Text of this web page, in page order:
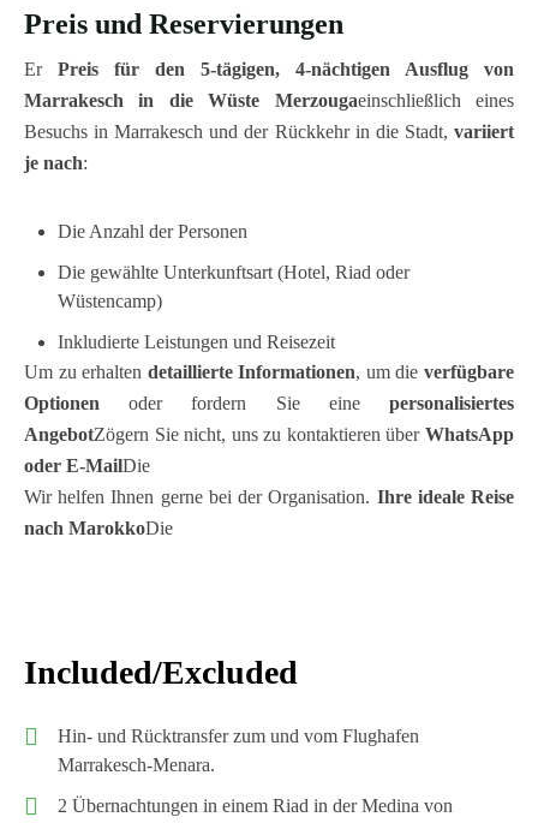
Preis und Reservierungen
Er Preis für den 5-tägigen, 4-nächtigen Ausflug von
Marrakesch in die Wüste Merzougaeinschließlich eines
Besuchs in Marrakesch und der Rückkehr in die Stadt, variiert
je nach:
Die Anzahl der Personen
Die gewählte Unterkunftsart (Hotel, Riad oder
Wüstencamp)
Inkludierte Leistungen und Reisezeit
Um zu erhalten detaillierte Informationen, um dieverfügbare
Optionen oder fordern Sie eine personalisiertes
AngebotZögern Sie nicht, uns zu kontaktieren über WhatsApp
oder E-MailDie
Wir helfen Ihnen gerne bei der Organisation. Ihre ideale Reise
nach MarokkoDie
Included/Excluded
Hin- und Rücktransfer zum und vom Flughafen
Marrakesch-Menara.
2 Übernachtungen in einem Riad in der Medina von